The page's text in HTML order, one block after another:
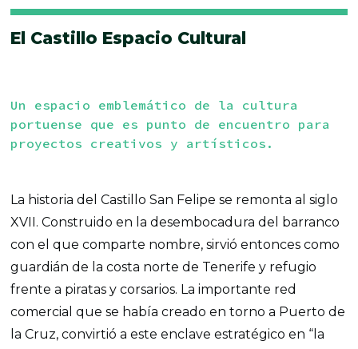
El Castillo Espacio Cultural
Un espacio emblemático de la cultura
portuense que es punto de encuentro para
proyectos creativos y artísticos.
La historia del Castillo San Felipe se remonta al siglo
XVII. Construido en la desembocadura del barranco
con el que comparte nombre, sirvió entonces como
guardián de la costa norte de Tenerife y refugio
frente a piratas y corsarios. La importante red
comercial que se había creado en torno a Puerto de
la Cruz, convirtió a este enclave estratégico en “la